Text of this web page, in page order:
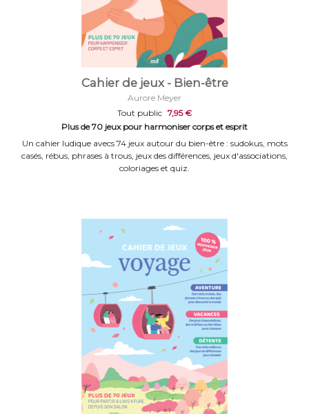
Cahier de jeux - Bien-être
Aurore Meyer
Tout public 7,95 €
Plus de 70 jeux pour harmoniser corps et esprit
Un cahier ludique avecs 74 jeux autour du bien-être : sudokus, mots
casés, rébus, phrases à trous, jeux des différences, jeux d'associations,
coloriages et quiz.